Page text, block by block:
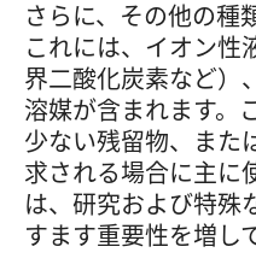
さらに、その他の種
これには、イオン性
界二酸化炭素など）
溶媒が含まれます。
少ない残留物、また
求される場合に主に
は、研究および特殊
すます重要性を増し